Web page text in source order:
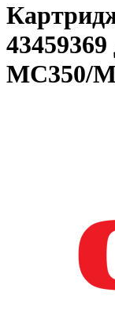
43459369
MC350/